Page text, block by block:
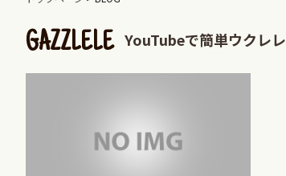
GAZZLELE YouTubeで簡単ウクレレ